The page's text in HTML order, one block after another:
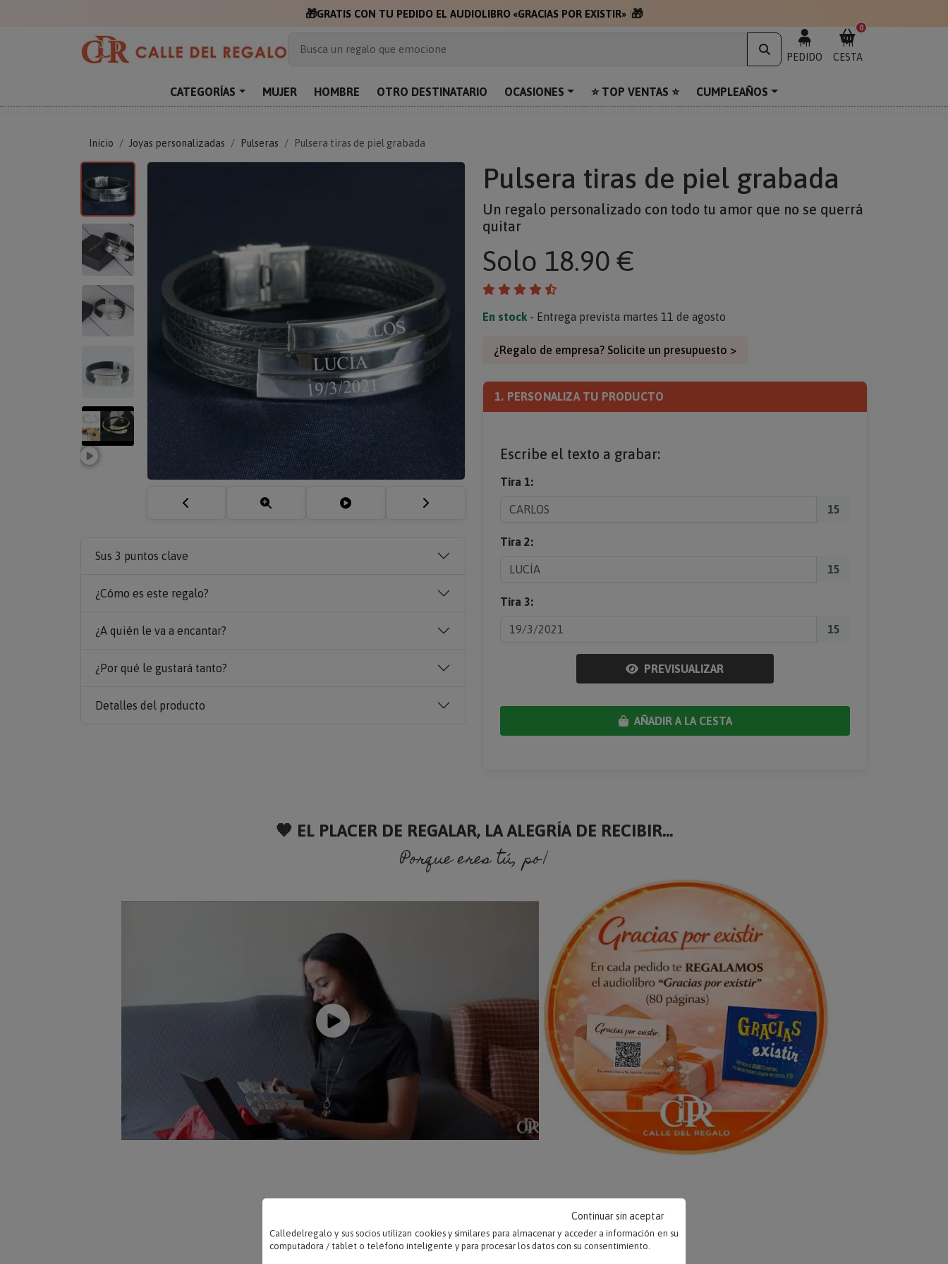
🎁GRATIS CON TU PEDIDO EL AUDIOLIBRO «GRACIAS POR EXISTIR» 🎁
Busca un regalo que emocione
Regalos personalizados para sorprender
MI
PEDIDO
0
MI
CESTA
CATEGORÍAS MUJER HOMBRE OTRO DESTINATARIO OCASIONES ⭐ TOP VENTAS ⭐ CUMPLEAÑOS
Inicio Joyas personalizadas Pulseras Pulsera tiras de piel grabada
Sus 3 puntos clave
¿Cómo es este regalo?
¿A quién le va a encantar?
¿Por qué le gustará tanto?
Detalles del producto
Pulsera tiras de piel grabada
Un regalo personalizado con todo tu amor que no se querrá
quitar
Solo 18.90 €
En stock - Entrega prevista martes 11 de agosto
¿Regalo de empresa? Solicite un presupuesto >
1. PERSONALIZA TU PRODUCTO
Escribe el texto a grabar:
Tira 1:
15
Tira 2:
15
Tira 3:
15
PREVISUALIZAR
AÑADIR A LA CESTA
🧡 EL PLACER DE REGALAR, LA ALEGRÍA DE RECIBIR...
Porque eres tú, porque soy yo.
OPINIONES
Calledelregalo y sus socios utilizan cookies y similares para almacenar y acceder a información en su
computadora / tablet o teléfono inteligente y para procesar los datos con su consentimiento.
Continuar sin aceptar